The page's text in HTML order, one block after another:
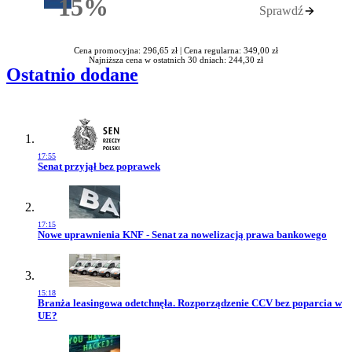
15%Rabatu Sprawdź
Cena promocyjna: 296,65 zł | Cena regularna: 349,00 zł
Najniższa cena w ostatnich 30 dniach: 244,30 zł
Ostatnio dodane
17:55
Przejdź do artykułu:
Senat przyjął bez poprawek
17:15
Przejdź do artykułu:
Nowe uprawnienia KNF - Senat za nowelizacją prawa bankowego
15:18
Przejdź do artykułu:
Branża leasingowa odetchnęła. Rozporządzenie CCV bez poparcia w
UE?